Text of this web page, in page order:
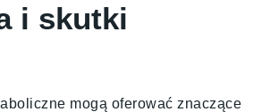
i skutki
mogą oferować znaczące